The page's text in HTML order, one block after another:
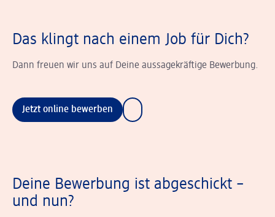
Das klingt nach einem Job für Dich?
Dann freuen wir uns auf Deine aussagekräftige Bewerbung.
Jetzt online bewerben
Deine Bewerbung ist abgeschickt –
und nun?